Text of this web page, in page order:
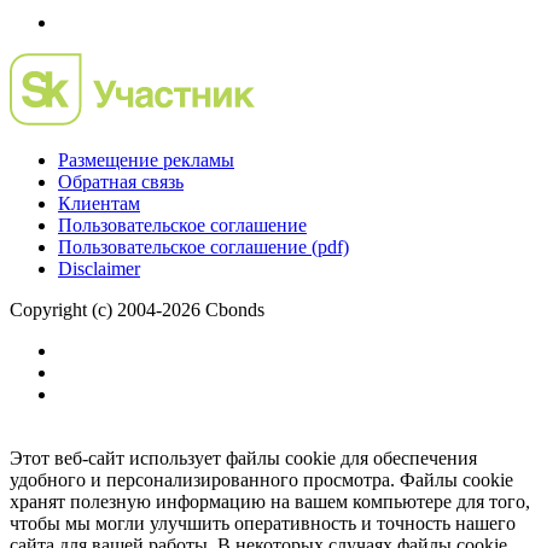
Размещение рекламы
Обратная связь
Клиентам
Пользовательское соглашение
Пользовательское соглашение (pdf)
Disclaimer
Copyright (c) 2004-2026 Cbonds
Этот веб-сайт использует файлы cookie для обеспечения
удобного и персонализированного просмотра. Файлы cookie
хранят полезную информацию на вашем компьютере для того,
чтобы мы могли улучшить оперативность и точность нашего